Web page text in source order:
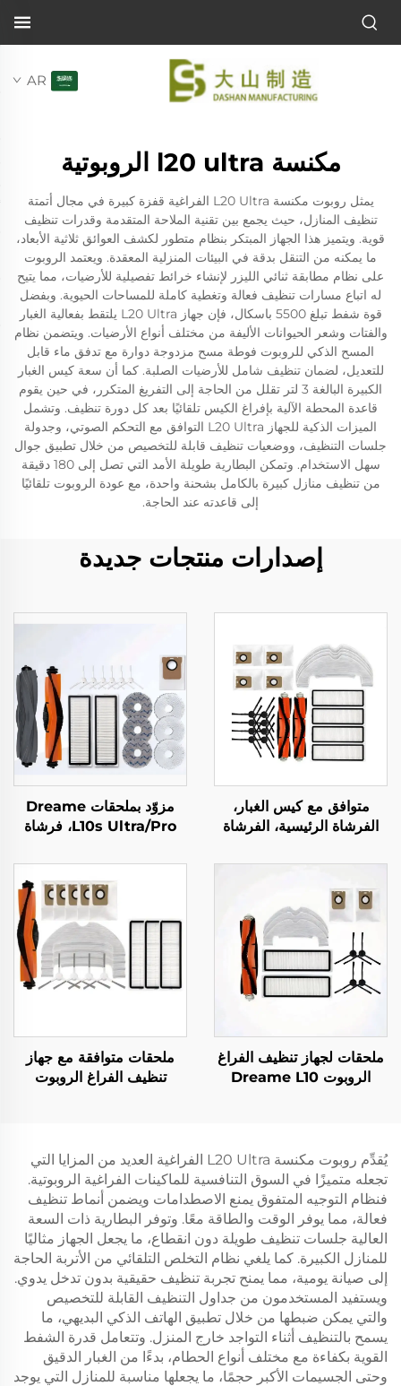
AR
مكنسة l20 ultra الروبوتية
يمثل روبوت مكنسة L20 Ultra الفراغية قفزة كبيرة في مجال أتمتة
تنظيف المنازل، حيث يجمع بين تقنية الملاحة المتقدمة وقدرات تنظيف
قوية. ويتميز هذا الجهاز المبتكر بنظام متطور لكشف العوائق ثلاثية الأبعاد،
ما يمكنه من التنقل بدقة في البيئات المنزلية المعقدة. ويعتمد الروبوت
على نظام مطابقة ثنائي الليزر لإنشاء خرائط تفصيلية للأرضيات، مما يتيح
له اتباع مسارات تنظيف فعالة وتغطية كاملة للمساحات الحيوية. وبفضل
قوة شفط تبلغ 5500 باسكال، فإن جهاز L20 Ultra يلتقط بفعالية الغبار
والفتات وشعر الحيوانات الأليفة من مختلف أنواع الأرضيات. ويتضمن نظام
المسح الذكي للروبوت فوطة مسح مزدوجة دوارة مع تدفق ماء قابل
للتعديل، لضمان تنظيف شامل للأرضيات الصلبة. كما أن سعة كيس الغبار
الكبيرة البالغة 3 لتر تقلل من الحاجة إلى التفريغ المتكرر، في حين يقوم
قاعدة المحطة الآلية بإفراغ الكيس تلقائيًا بعد كل دورة تنظيف. وتشمل
الميزات الذكية للجهاز L20 Ultra التوافق مع التحكم الصوتي، وجدولة
جلسات التنظيف، ووضعيات تنظيف قابلة للتخصيص من خلال تطبيق جوال
سهل الاستخدام. وتمكن البطارية طويلة الأمد التي تصل إلى 180 دقيقة
من تنظيف منازل كبيرة بالكامل بشحنة واحدة، مع عودة الروبوت تلقائيًا
إلى قاعدته عند الحاجة.
إصدارات منتجات جديدة
متوافق مع كيس الغبار،
الفرشاة الرئيسية، الفرشاة
لملحقات مكنسة Dreame
L10plus/Z10pro/D10PLUS
مزوّد بملحقات Dreame
L10s Ultra/Pro، فرشاة
القماش، كيس الغبار والمواد
الاستهلاكية، نوع عالمي
ملحقات لجهاز تنظيف الفراغ
الروبوت Dreame L10
وحقيبة غبار
ملحقات متوافقة مع جهاز
تنظيف الفراغ الروبوت
فرشاة حافة، حقيبة غبار
وقطع استهلاكية
يُقدِّم روبوت مكنسة L20 Ultra الفراغية العديد من المزايا التي
تجعله متميزًا في السوق التنافسية للماكينات الفراغية الروبوتية.
فنظام التوجيه المتفوق يمنع الاصطدامات ويضمن أنماط تنظيف
فعالة، مما يوفر الوقت والطاقة معًا. وتوفر البطارية ذات السعة
العالية جلسات تنظيف طويلة دون انقطاع، ما يجعل الجهاز مثاليًا
للمنازل الكبيرة. كما يلغي نظام التخلص التلقائي من الأتربة الحاجة
إلى صيانة يومية، مما يمنح تجربة تنظيف حقيقية بدون تدخل يدوي.
ويستفيد المستخدمون من جداول التنظيف القابلة للتخصيص
والتي يمكن ضبطها من خلال تطبيق الهاتف الذكي البديهي، ما
يسمح بالتنظيف أثناء التواجد خارج المنزل. وتتعامل قدرة الشفط
القوية بكفاءة مع مختلف أنواع الحطام، بدءًا من الغبار الدقيق
وحتى الجسيمات الأكبر حجمًا، ما يجعلها مناسبة للمنازل التي يوجد